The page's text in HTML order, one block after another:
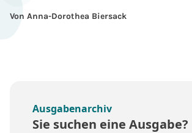
Von Anna-Dorothea Biersack
Ausgabenarchiv
Sie suchen eine Ausgabe?